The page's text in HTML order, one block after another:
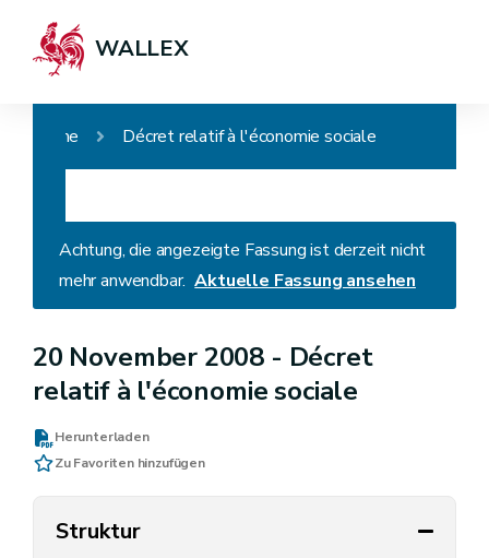
WALLEX
Home Décret relatif à l'économie sociale
Achtung, die angezeigte Fassung ist derzeit nicht
mehr anwendbar. Aktuelle Fassung ansehen
20 November 2008 - Décret
relatif à l'économie sociale
Herunterladen
Zu Favoriten hinzufügen
Struktur